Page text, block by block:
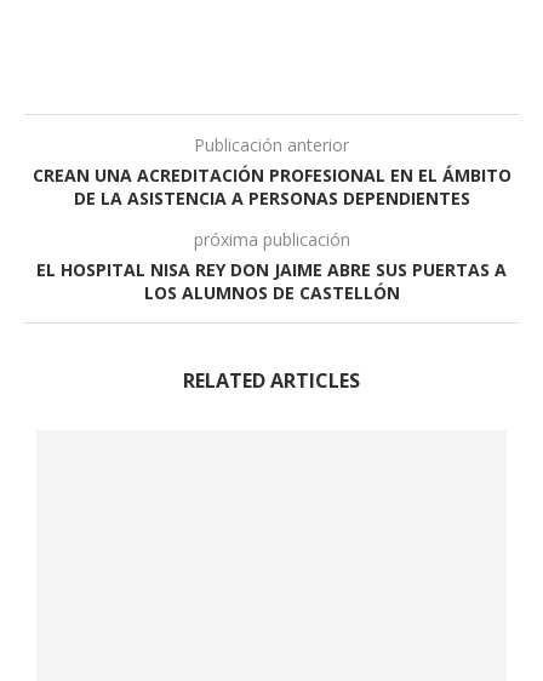
Publicación anterior
CREAN UNA ACREDITACIÓN PROFESIONAL EN EL ÁMBITO
DE LA ASISTENCIA A PERSONAS DEPENDIENTES
próxima publicación
EL HOSPITAL NISA REY DON JAIME ABRE SUS PUERTAS A
LOS ALUMNOS DE CASTELLÓN
RELATED ARTICLES